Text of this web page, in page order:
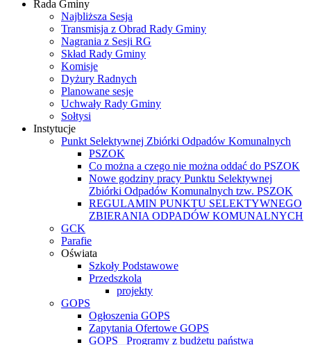
Rada Gminy
Najbliższa Sesja
Transmisja z Obrad Rady Gminy
Nagrania z Sesji RG
Skład Rady Gminy
Komisje
Dyżury Radnych
Planowane sesje
Uchwały Rady Gminy
Sołtysi
Instytucje
Punkt Selektywnej Zbiórki Odpadów Komunalnych
PSZOK
Co można a czego nie można oddać do PSZOK
Nowe godziny pracy Punktu Selektywnej
Zbiórki Odpadów Komunalnych tzw. PSZOK
REGULAMIN PUNKTU SELEKTYWNEGO
ZBIERANIA ODPADÓW KOMUNALNYCH
GCK
Parafie
Oświata
Szkoły Podstawowe
Przedszkola
projekty
GOPS
Ogłoszenia GOPS
Zapytania Ofertowe GOPS
GOPS_ Programy z budżetu państwa